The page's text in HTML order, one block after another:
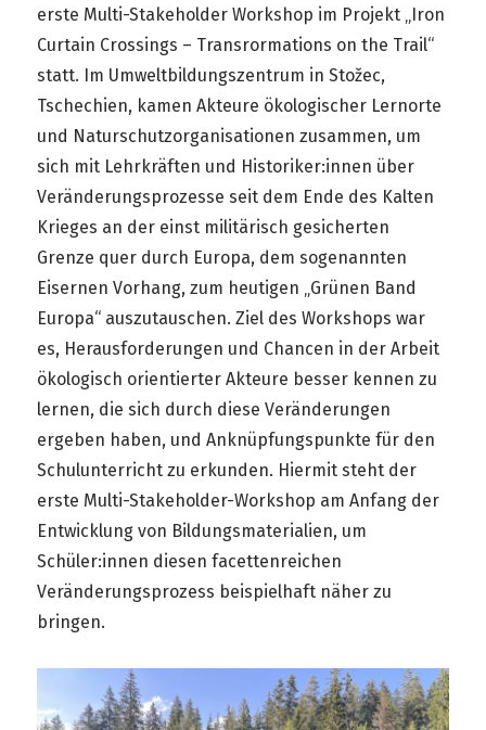
erste Multi-Stakeholder Workshop im Projekt „Iron
Curtain Crossings – Transrormations on the Trail“
statt. Im Umweltbildungszentrum in Stožec,
Tschechien, kamen Akteure ökologischer Lernorte
und Naturschutzorganisationen zusammen, um
sich mit Lehrkräften und Historiker:innen über
Veränderungsprozesse seit dem Ende des Kalten
Krieges an der einst militärisch gesicherten
Grenze quer durch Europa, dem sogenannten
Eisernen Vorhang, zum heutigen „Grünen Band
Europa“ auszutauschen. Ziel des Workshops war
es, Herausforderungen und Chancen in der Arbeit
ökologisch orientierter Akteure besser kennen zu
lernen, die sich durch diese Veränderungen
ergeben haben, und Anknüpfungspunkte für den
Schulunterricht zu erkunden. Hiermit steht der
erste Multi-Stakeholder-Workshop am Anfang der
Entwicklung von Bildungsmaterialien, um
Schüler:innen diesen facettenreichen
Veränderungsprozess beispielhaft näher zu
bringen.